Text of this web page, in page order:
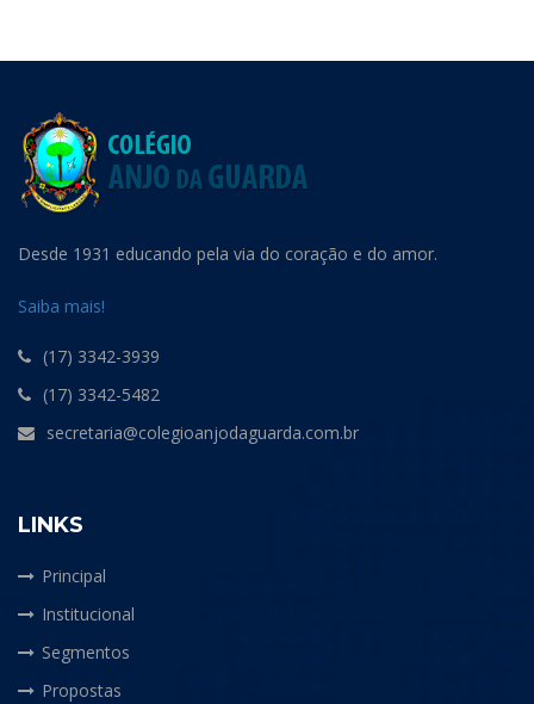
Desde 1931 educando pela via do coração e do amor.
Saiba mais!
(17) 3342-3939
(17) 3342-5482
secretaria@colegioanjodaguarda.com.br
LINKS
Principal
Institucional
Segmentos
Propostas